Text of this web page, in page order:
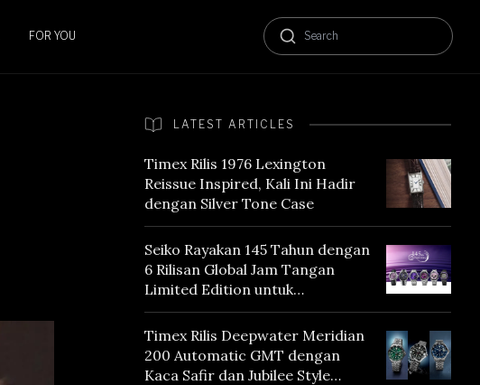
FOR YOU
LATEST ARTICLES
Timex Rilis 1976 Lexington
Reissue Inspired, Kali Ini Hadir
dengan Silver Tone Case
Seiko Rayakan 145 Tahun dengan
6 Rilisan Global Jam Tangan
Limited Edition untuk
Menghormati Edo Purple,
Warna yang Mencerminkan
Warisan Tokyo
Timex Rilis Deepwater Meridian
200 Automatic GMT dengan
Kaca Safir dan Jubilee Style